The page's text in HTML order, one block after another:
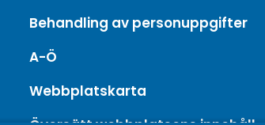
Behandling av personuppgifter
A-Ö
Webbplatskarta